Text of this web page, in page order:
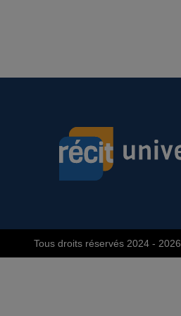
Tous droits réservés 2024 - 2026